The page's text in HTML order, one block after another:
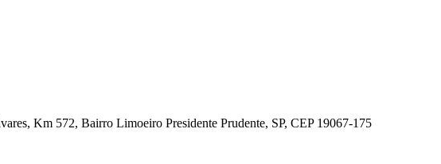
Km 572, Bairro Limoeiro Presidente Prudente, SP, CEP 19067-175